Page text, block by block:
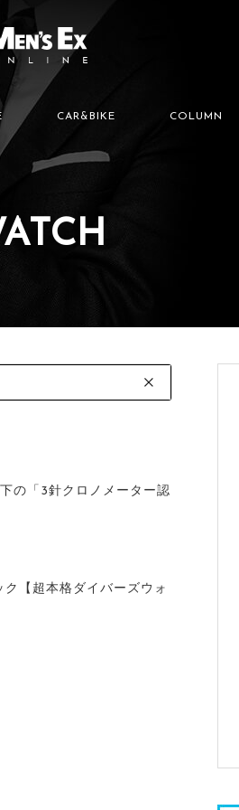
CAR&BIKE COLUMN
の「3針クロノメーター認
【超本格ダイバーズウォ